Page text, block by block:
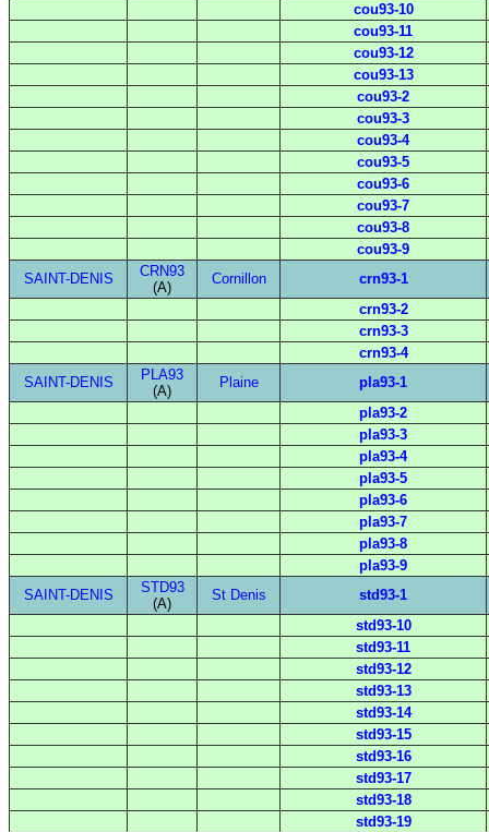
cou93-10
cou93-11
cou93-12
cou93-13
cou93-2
cou93-3
cou93-4
cou93-5
cou93-6
cou93-7
cou93-8
cou93-9
SAINT-DENIS
CRN93
(A)
Cornillon
crn93-1
crn93-2
crn93-3
crn93-4
SAINT-DENIS
PLA93
(A)
Plaine
pla93-1
pla93-2
pla93-3
pla93-4
pla93-5
pla93-6
pla93-7
pla93-8
pla93-9
SAINT-DENIS
STD93
(A)
St Denis
std93-1
std93-10
std93-11
std93-12
std93-13
std93-14
std93-15
std93-16
std93-17
std93-18
std93-19